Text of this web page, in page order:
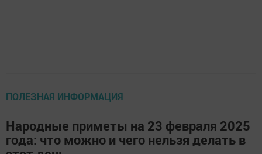
ПОЛЕЗНАЯ ИНФОРМАЦИЯ
Народные приметы на 23 февраля 2025
года: что можно и чего нельзя делать в